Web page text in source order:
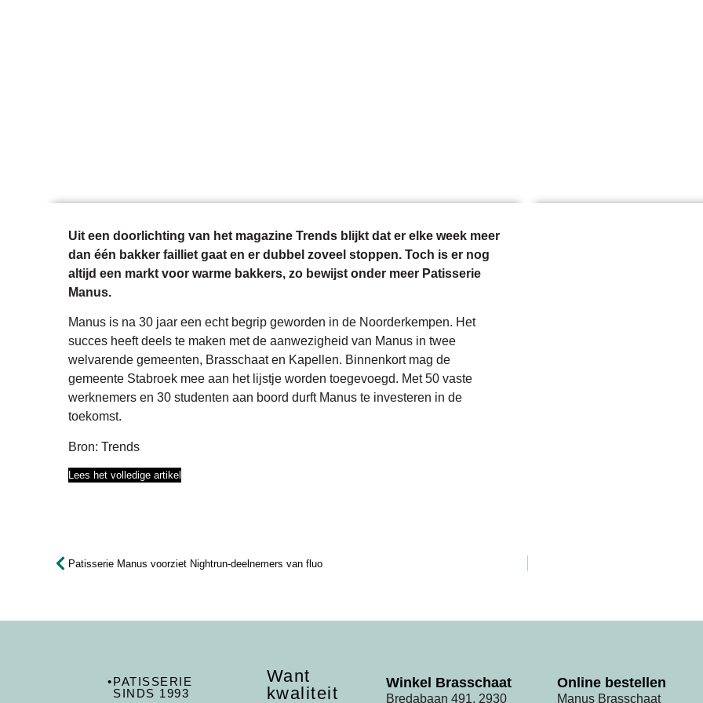
Uit een doorlichting van het magazine Trends blijkt dat er elke week meer
dan één bakker failliet gaat en er dubbel zoveel stoppen. Toch is er nog
altijd een markt voor warme bakkers, zo bewijst onder meer Patisserie
Manus.
Manus is na 30 jaar een echt begrip geworden in de Noorderkempen. Het
succes heeft deels te maken met de aanwezigheid van Manus in twee
welvarende gemeenten, Brasschaat en Kapellen. Binnenkort mag de
gemeente Stabroek mee aan het lijstje worden toegevoegd. Met 50 vaste
werknemers en 30 studenten aan boord durft Manus te investeren in de
toekomst.
Bron: Trends
Lees het volledige artikel
Patisserie Manus voorziet Nightrun-deelnemers van fluo
•PATISSERIE
SINDS 1993
Want
kwaliteit
Winkel Brasschaat
Bredabaan 491, 2930
Online bestellen
Manus Brasschaat